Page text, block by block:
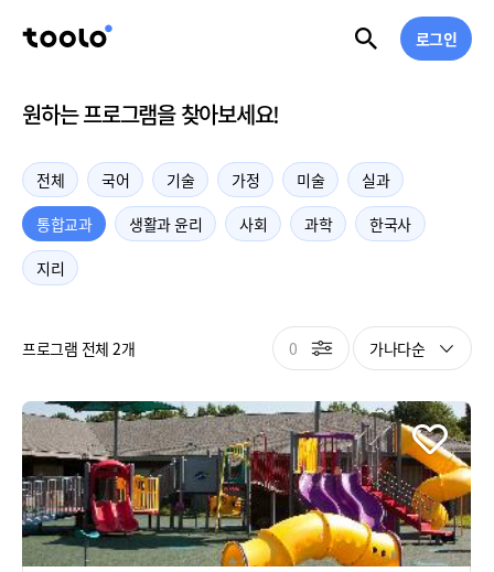
로그인
원하는 프로그램을 찾아보세요!
전체 국어 기술 가정 미술
실과
통합교과
생활과 윤리 사회 과학
한국사
지리
프로그램 전체 2개 0 가나다순